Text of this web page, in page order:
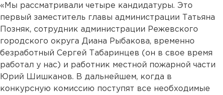
«Мы рассматривали четыре кандидатуры. Это
первый заместитель главы администрации Татьяна
Позняк, сотрудник администрации Режевского
городского округа Диана Рыбакова, временно
безработный Сергей Табаринцев (он в свое время
работал у нас) и работник местной пожарной части
Юрий Шишканов. В дальнейшем, когда в
конкурсную комиссию поступят все необходимые